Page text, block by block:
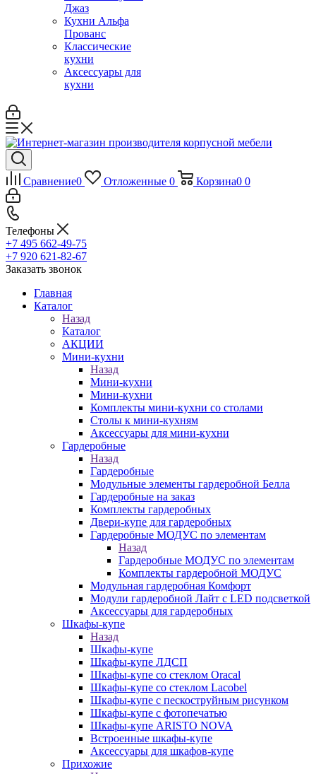
Джаз
Кухни Альфа
Прованс
Классические
кухни
Аксессуары для
кухни
Сравнение0 Отложенные 0 Корзина0 0
Телефоны
+7 495 662-49-75
+7 920 621-82-67
Заказать звонок
Главная
Каталог
Назад
Каталог
АКЦИИ
Мини-кухни
Назад
Мини-кухни
Мини-кухни
Комплекты мини-кухни со столами
Столы к мини-кухням
Аксессуары для мини-кухни
Гардеробные
Назад
Гардеробные
Модульные элементы гардеробной Белла
Гардеробные на заказ
Комплекты гардеробных
Двери-купе для гардеробных
Гардеробные МОДУС по элементам
Назад
Гардеробные МОДУС по элементам
Комплекты гардеробной МОДУС
Модульная гардеробная Комфорт
Модули гардеробной Лайт с LED подсветкой
Аксессуары для гардеробных
Шкафы-купе
Назад
Шкафы-купе
Шкафы-купе ЛДСП
Шкафы-купе со стеклом Oracal
Шкафы-купе со стеклом Lacobel
Шкафы-купе с пескоструйным рисунком
Шкафы-купе с фотопечатью
Шкафы-купе ARISTO NOVA
Встроенные шкафы-купе
Аксессуары для шкафов-купе
Прихожие